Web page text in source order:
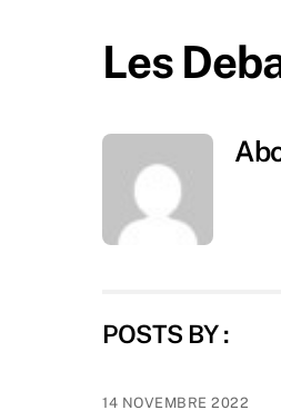
Les
POSTS BY :
14 NOVEMBRE 2022